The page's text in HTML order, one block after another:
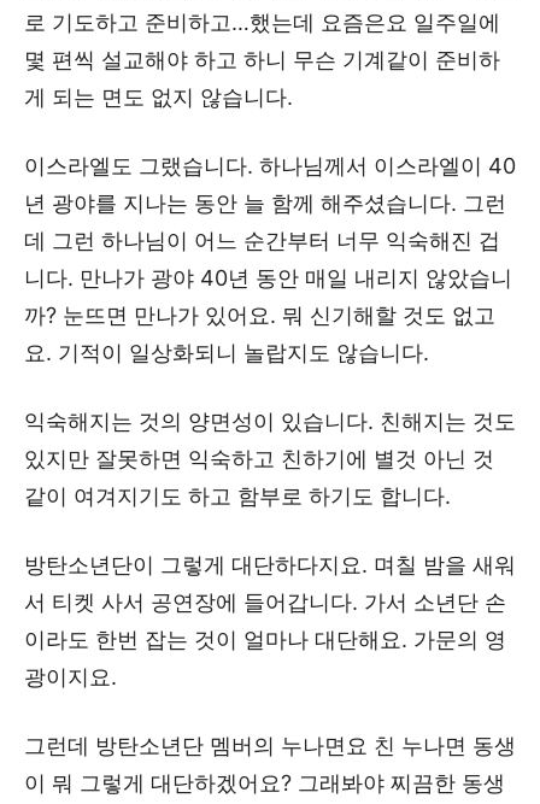
로 기도하고 준비하고…했는데 요즘은요 일주일에
몇 편씩 설교해야 하고 하니 무슨 기계같이 준비하
게 되는 면도 없지 않습니다.
이스라엘도 그랬습니다. 하나님께서 이스라엘이 40
년 광야를 지나는 동안 늘 함께 해주셨습니다. 그런
데 그런 하나님이 어느 순간부터 너무 익숙해진 겁
니다. 만나가 광야 40년 동안 매일 내리지 않았습니
까? 눈뜨면 만나가 있어요. 뭐 신기해할 것도 없고
요. 기적이 일상화되니 놀랍지도 않습니다.
익숙해지는 것의 양면성이 있습니다. 친해지는 것도
있지만 잘못하면 익숙하고 친하기에 별것 아닌 것
같이 여겨지기도 하고 함부로 하기도 합니다.
방탄소년단이 그렇게 대단하다지요. 며칠 밤을 새워
서 티켓 사서 공연장에 들어갑니다. 가서 소년단 손
이라도 한번 잡는 것이 얼마나 대단해요. 가문의 영
광이지요.
그런데 방탄소년단 멤버의 누나면요 친 누나면 동생
이 뭐 그렇게 대단하겠어요? 그래봐야 찌끔한 동생